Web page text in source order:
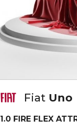
Fiat Uno
1.0 FIRE FLEX